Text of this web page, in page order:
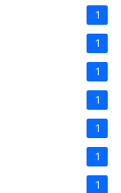
1
1
1
1
1
1
1